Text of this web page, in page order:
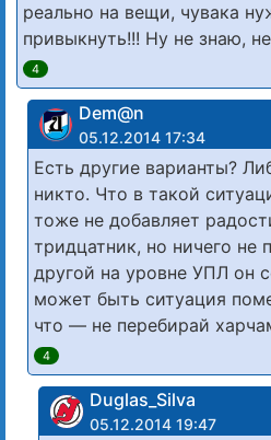
реально на вещи, чувака
привыкнуть!!! Ну не знаю,
4
Dem@n
05.12.2014 17:34
Есть другие варианты?
никто. Что в такой
тоже не добавляет
тридцатник, но ничего не
другой на уровне УПЛ он
может быть ситуация
что — не перебирай
4
Duglas_Silva
05.12.2014 19:47